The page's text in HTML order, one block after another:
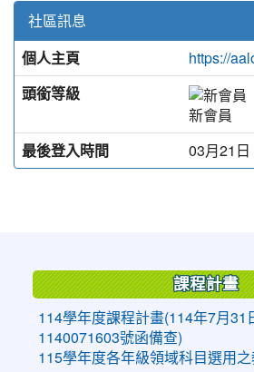
社區訊息
個人主頁
https://
頭銜等級
新會員
最後登入時間
03月21
課程計畫
114學年度課程計畫(114年7月31
1140071603號函備查)
115學年度各年級領域科目選用